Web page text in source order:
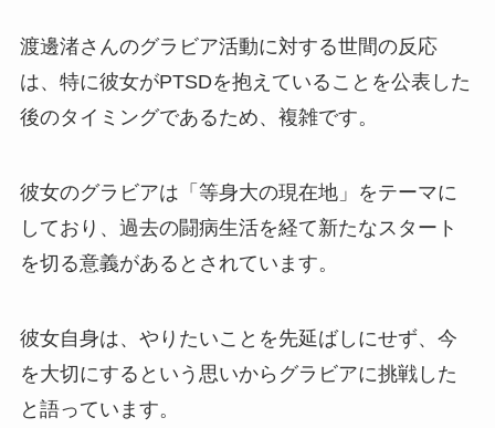
渡邊渚さんのグラビア活動に対する世間の反応
は、特に彼女がPTSDを抱えていることを公表した
後のタイミングであるため、複雑です。
彼女のグラビアは「等身大の現在地」をテーマに
しており、過去の闘病生活を経て新たなスタート
を切る意義があるとされています。
彼女自身は、やりたいことを先延ばしにせず、今
を大切にするという思いからグラビアに挑戦した
と語っています。